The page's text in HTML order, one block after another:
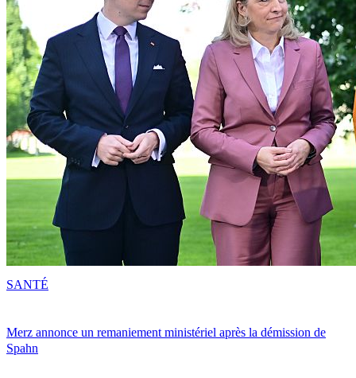
Merz annonce un remaniement ministériel après la démission de
Spahn
SANTÉ